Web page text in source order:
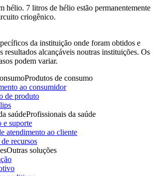
hélio. 7 litros de hélio estão permanentemente
criogênico.
da instituição onde foram obtidos e
resultados alcançáveis noutras instituições. Os
podem variar.
Produtos de consumo
ao consumidor
de produto
saúdeProfissionais da saúde
e suporte
atendimento ao cliente
recursos
Outras soluções